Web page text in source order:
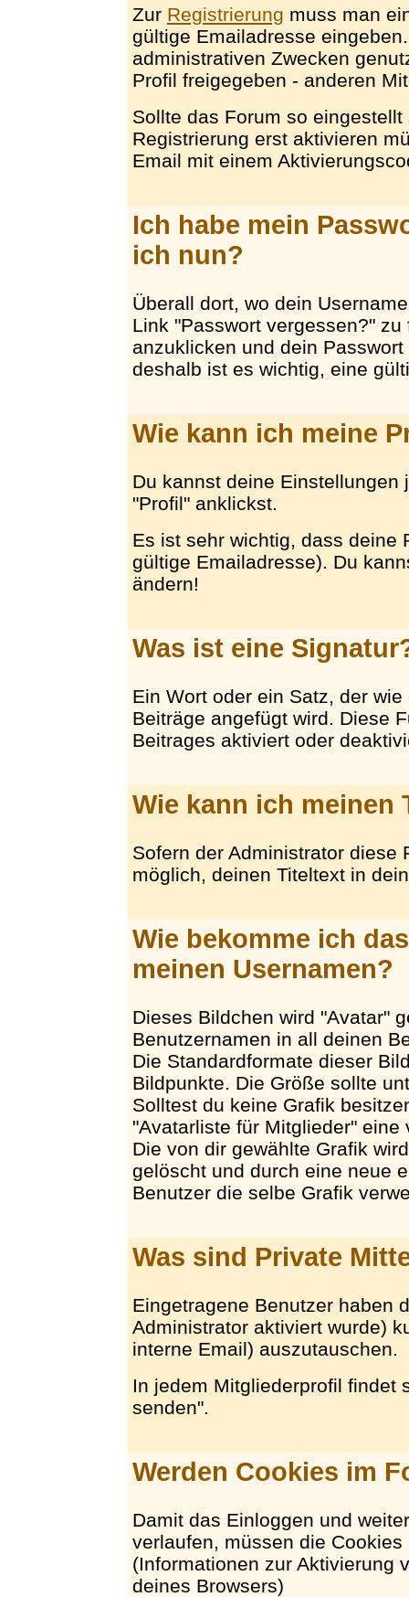
Zur Registrierung muss man
gültige Emailadresse
administrativen Zwecken
Profil freigegeben - anderen
Sollte das Forum so
Registrierung erst aktivieren
Email mit einem
Ich habe mein
ich nun?
Überall dort, wo dein
Link "Passwort vergessen?"
anzuklicken und dein
deshalb ist es wichtig, eine
Wie kann ich meine
Du kannst deine
"Profil" anklickst.
Es ist sehr wichtig, dass deine
gültige Emailadresse). Du
ändern!
Was ist eine
Ein Wort oder ein Satz, der
Beiträge angefügt wird. Diese
Beitrages aktiviert oder
Wie kann ich meinen
Sofern der Administrator
möglich, deinen Titeltext in
Wie bekomme ich
meinen Usernamen?
Dieses Bildchen wird "Avatar"
Benutzernamen in all deinen
Die Standardformate dieser
Bildpunkte. Die Größe sollte
Solltest du keine Grafik
"Avatarliste für Mitglieder" eine
Die von dir gewählte Grafik
gelöscht und durch eine neue
Benutzer die selbe Grafik
Was sind Private
Eingetragene Benutzer haben
Administrator aktiviert wurde)
interne Email) auszutauschen.
In jedem Mitgliederprofil findet
senden".
Werden Cookies im
Damit das Einloggen und
verlaufen, müssen die
(Informationen zur Aktivierung
deines Browsers)